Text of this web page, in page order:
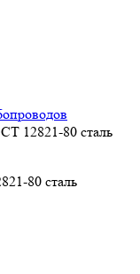
12821-80 сталь
80 сталь